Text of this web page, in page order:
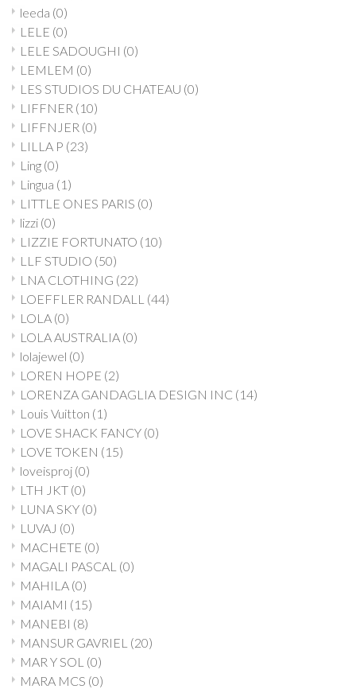
leeda (0)
LELE (0)
LELE SADOUGHI (0)
LEMLEM (0)
LES STUDIOS DU CHATEAU (0)
LIFFNER (10)
LIFFNJER (0)
LILLA P (23)
Ling (0)
Lingua (1)
LITTLE ONES PARIS (0)
lizzi (0)
LIZZIE FORTUNATO (10)
LLF STUDIO (50)
LNA CLOTHING (22)
LOEFFLER RANDALL (44)
LOLA (0)
LOLA AUSTRALIA (0)
lolajewel (0)
LOREN HOPE (2)
LORENZA GANDAGLIA DESIGN INC (14)
Louis Vuitton (1)
LOVE SHACK FANCY (0)
LOVE TOKEN (15)
loveisproj (0)
LTH JKT (0)
LUNA SKY (0)
LUVAJ (0)
MACHETE (0)
MAGALI PASCAL (0)
MAHILA (0)
MAIAMI (15)
MANEBI (8)
MANSUR GAVRIEL (20)
MAR Y SOL (0)
MARA MCS (0)